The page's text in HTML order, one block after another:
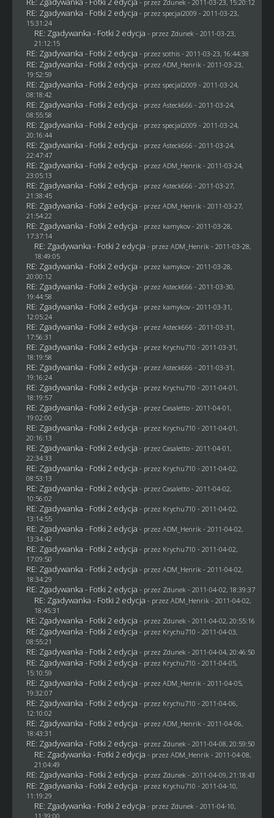
- przez Zdunek - 2011-03-23, 15:20:12
RE: Zgadywanka - Fotki 2 edycja - przez specjal2009 - 2011-03-23,
15:31:24
RE: Zgadywanka - Fotki 2 edycja - przez Zdunek - 2011-03-23,
21:12:15
RE: Zgadywanka - Fotki 2 edycja - przez sothis- 2011-03-23, 16:44:38
RE: Zgadywanka - Fotki 2 edycja - przez ADM_Henrik - 2011-03-23,
19:52:59
RE: Zgadywanka - Fotki 2 edycja - przez specjal2009 - 2011-03-24,
08:18:42
RE: Zgadywanka - Fotki 2 edycja - przez Asteck666 - 2011-03-24,
08:55:58
RE: Zgadywanka - Fotki 2 edycja - przez specjal2009 - 2011-03-24,
20:16:44
RE: Zgadywanka - Fotki 2 edycja - przez Asteck666 - 2011-03-24,
22:47:47
RE: Zgadywanka - Fotki 2 edycja - przez ADM_Henrik - 2011-03-24,
23:05:13
RE: Zgadywanka - Fotki 2 edycja - przez Asteck666 - 2011-03-27,
21:38:45
RE: Zgadywanka - Fotki 2 edycja - przez ADM_Henrik - 2011-03-27,
21:54:22
RE: Zgadywanka - Fotki 2 edycja - przez kamykov- 2011-03-28,
17:37:14
RE: Zgadywanka - Fotki 2 edycja - przez ADM_Henrik - 2011-03-28,
18:49:05
RE: Zgadywanka - Fotki 2 edycja - przez kamykov- 2011-03-28,
20:00:12
RE: Zgadywanka - Fotki 2 edycja - przez Asteck666 - 2011-03-30,
19:44:58
RE: Zgadywanka - Fotki 2 edycja - przez kamykov- 2011-03-31,
12:05:24
RE: Zgadywanka - Fotki 2 edycja - przez Asteck666 - 2011-03-31,
17:56:31
RE: Zgadywanka - Fotki 2 edycja - przez Krychu710 - 2011-03-31,
18:19:58
RE: Zgadywanka - Fotki 2 edycja - przez Asteck666 - 2011-03-31,
19:16:24
RE: Zgadywanka - Fotki 2 edycja - przez Krychu710 - 2011-04-01,
18:19:57
RE: Zgadywanka - Fotki 2 edycja - przez Casaletto- 2011-04-01,
19:02:00
RE: Zgadywanka - Fotki 2 edycja - przez Krychu710 - 2011-04-01,
20:16:13
RE: Zgadywanka - Fotki 2 edycja - przez Casaletto- 2011-04-01,
22:34:33
RE: Zgadywanka - Fotki 2 edycja - przez Krychu710 - 2011-04-02,
08:53:13
RE: Zgadywanka - Fotki 2 edycja - przez Casaletto- 2011-04-02,
10:56:02
RE: Zgadywanka - Fotki 2 edycja - przez Krychu710 - 2011-04-02,
13:14:55
RE: Zgadywanka - Fotki 2 edycja - przez ADM_Henrik - 2011-04-02,
13:34:42
RE: Zgadywanka - Fotki 2 edycja - przez Krychu710 - 2011-04-02,
17:09:50
RE: Zgadywanka - Fotki 2 edycja - przez ADM_Henrik - 2011-04-02,
18:34:29
RE: Zgadywanka - Fotki 2 edycja - przez Zdunek - 2011-04-02, 18:39:37
RE: Zgadywanka - Fotki 2 edycja - przez ADM_Henrik - 2011-04-02,
18:45:31
RE: Zgadywanka - Fotki 2 edycja - przez Zdunek - 2011-04-02, 20:55:16
RE: Zgadywanka - Fotki 2 edycja - przez Krychu710 - 2011-04-03,
08:55:21
RE: Zgadywanka - Fotki 2 edycja - przez Zdunek - 2011-04-04, 20:46:50
RE: Zgadywanka - Fotki 2 edycja - przez Krychu710 - 2011-04-05,
15:10:59
RE: Zgadywanka - Fotki 2 edycja - przez ADM_Henrik - 2011-04-05,
19:32:07
RE: Zgadywanka - Fotki 2 edycja - przez Krychu710 - 2011-04-06,
12:10:02
RE: Zgadywanka - Fotki 2 edycja - przez ADM_Henrik - 2011-04-06,
18:43:31
RE: Zgadywanka - Fotki 2 edycja - przez Zdunek - 2011-04-08, 20:59:50
RE: Zgadywanka - Fotki 2 edycja - przez ADM_Henrik - 2011-04-08,
21:04:49
RE: Zgadywanka - Fotki 2 edycja - przez Zdunek - 2011-04-09, 21:18:43
RE: Zgadywanka - Fotki 2 edycja - przez Krychu710 - 2011-04-10,
11:19:29
RE: Zgadywanka - Fotki 2 edycja - przez Zdunek - 2011-04-10,
11:39:00